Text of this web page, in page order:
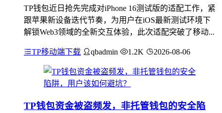
TP钱包近日抢先完成对iPhone 16测试版的适配工作，紧
跟苹果新设备迭代节奏，为用户在iOS最新测试环境下
解锁Web3领域的全新交互体验，此次适配突破了移动...
TP移动端下载 qbadmin 1.2K 2026-08-06
TP钱包资金被盗频发，非托管钱包的安全陷